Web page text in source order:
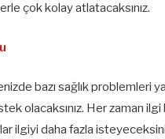
çok kolay atlatacaksınız.
bazı sağlık problemleri
olacaksınız. Her zaman
ilgiyi daha fazla